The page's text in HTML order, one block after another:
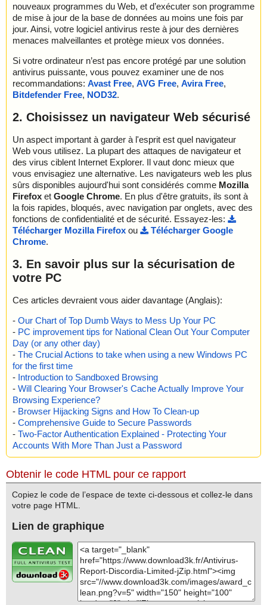
nouveaux programmes du Web, et d’exécuter son programme
de mise à jour de la base de données au moins une fois par
jour. Ainsi, votre logiciel antivirus reste à jour des dernières
menaces malveillantes et protège mieux vos données.
Si votre ordinateur n’est pas encore protégé par une solution
antivirus puissante, vous pouvez examiner une de nos
recommandations: Avast Free, AVG Free, Avira Free,
Bitdefender Free, NOD32.
2. Choisissez un navigateur Web sécurisé
Un aspect important à garder à l'esprit est quel navigateur
Web vous utilisez. La plupart des attaques de navigateur et
des virus ciblent Internet Explorer. Il vaut donc mieux que
vous envisagiez une alternative. Les navigateurs web les plus
sûrs disponibles aujourd'hui sont considérés comme Mozilla
Firefox et Google Chrome. En plus d'être gratuits, ils sont à
la fois rapides, bloqués, avec navigation par onglets, avec des
fonctions de confidentialité et de sécurité. Essayez-les:
Télécharger Mozilla Firefox ou
Télécharger Google
Chrome.
3. En savoir plus sur la sécurisation de
votre PC
Ces articles devraient vous aider davantage (Anglais):
- Our Chart of Top Dumb Ways to Mess Up Your PC
- PC improvement tips for National Clean Out Your Computer
Day (or any other day)
- The Crucial Actions to take when using a new Windows PC
for the first time
- Introduction to Sandboxed Browsing
- Will Clearing Your Browser's Cache Actually Improve Your
Browsing Experience?
- Browser Hijacking Signs and How To Clean-up
- Comprehensive Guide to Secure Passwords
- Two-Factor Authentication Explained - Protecting Your
Accounts With More Than Just a Password
Obtenir le code HTML pour ce rapport
Copiez le code de l’espace de texte ci-dessous et collez-le dans
votre page HTML.
Lien de graphique